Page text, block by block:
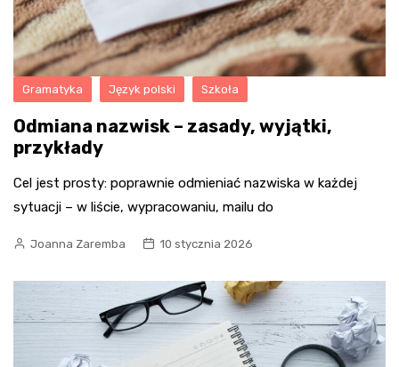
Gramatyka Język polski Szkoła
Odmiana nazwisk – zasady, wyjątki,
przykłady
Cel jest prosty: poprawnie odmieniać nazwiska w każdej
sytuacji – w liście, wypracowaniu, mailu do
Joanna Zaremba 10 stycznia 2026